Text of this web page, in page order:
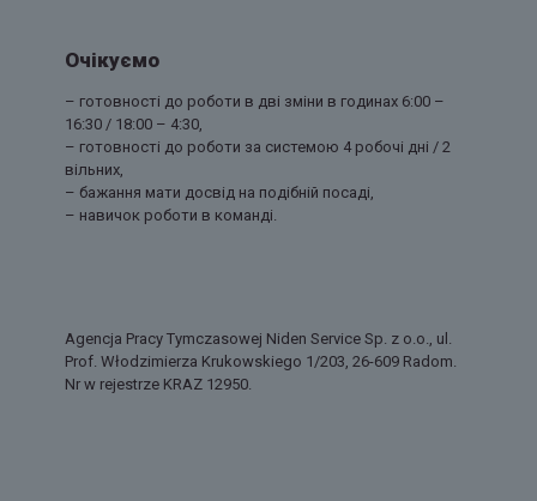
Очікуємо
– готовності до роботи в дві зміни в годинах 6:00 –
16:30 / 18:00 – 4:30,
– готовності до роботи за системою 4 робочі дні / 2
вільних,
– бажання мати досвід на подібній посаді,
– навичок роботи в команді.
Agencja Pracy Tymczasowej Niden Service Sp. z o.o., ul.
Prof. Włodzimierza Krukowskiego 1/203, 26-609 Radom.
Nr w rejestrze KRAZ 12950.